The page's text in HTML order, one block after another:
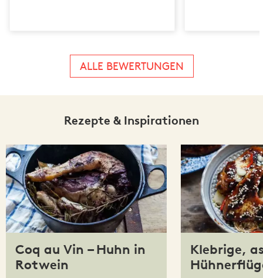
ALLE BEWERTUNGEN
Rezepte & Inspirationen
Coq au Vin – Huhn in
Rotwein
Klebrige,